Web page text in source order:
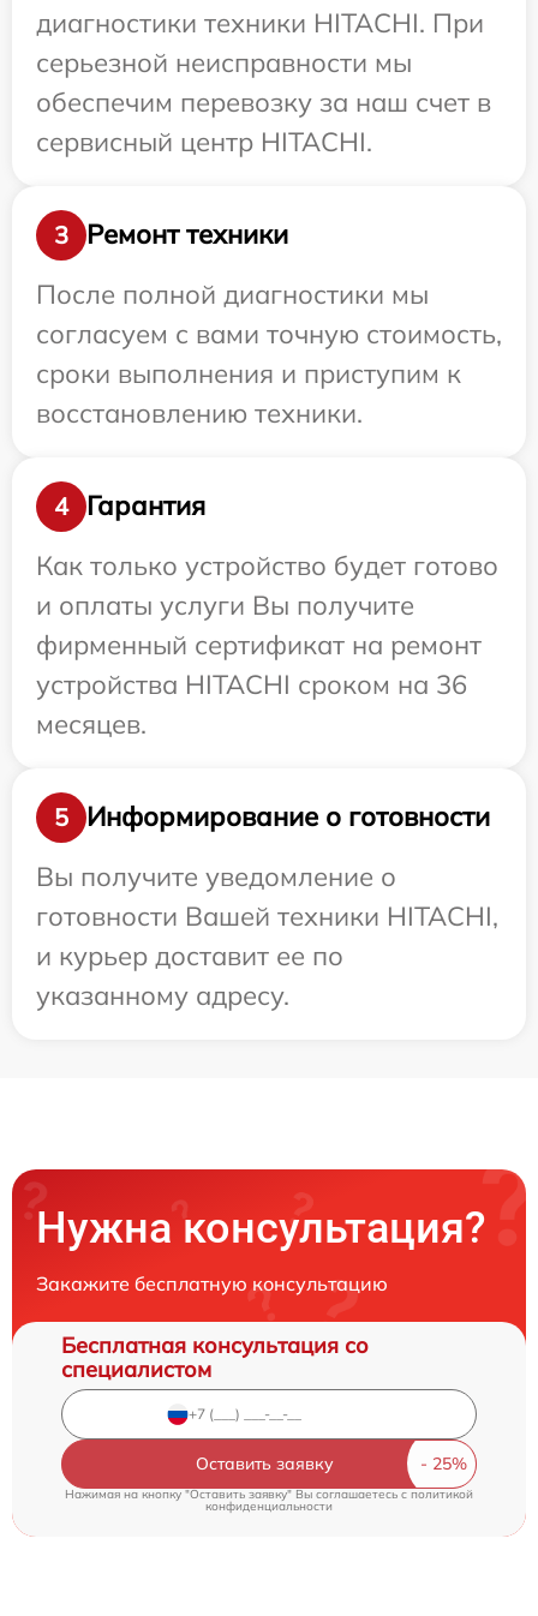
диагностики техники HITACHI. При
серьезной неисправности мы
обеспечим перевозку за наш счет в
сервисный центр HITACHI.
3
Ремонт техники
После полной диагностики мы
согласуем с вами точную стоимость,
сроки выполнения и приступим к
восстановлению техники.
4
Гарантия
Как только устройство будет готово
и оплаты услуги Вы получите
фирменный сертификат на ремонт
устройства HITACHI сроком на 36
месяцев.
5
Информирование о готовности
Вы получите уведомление о
готовности Вашей техники HITACHI,
и курьер доставит ее по
указанному адресу.
Нужна консультация?
Закажите бесплатную консультацию
Бесплатная консультация со
специалистом
Оставить заявку
Нажимая на кнопку "Оставить заявку" Вы соглашаетесь cполитикой
конфиденциальности